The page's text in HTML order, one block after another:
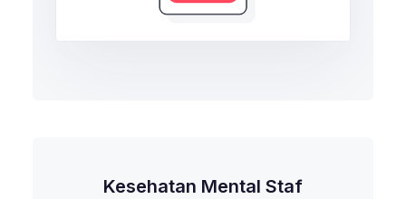
Kesehatan Mental Staf